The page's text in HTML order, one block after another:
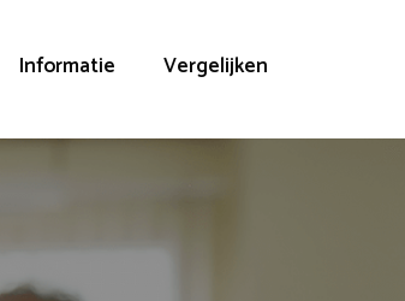
Informatie Vergelijken